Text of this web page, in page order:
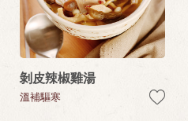
剝皮辣椒雞湯
溫補驅寒